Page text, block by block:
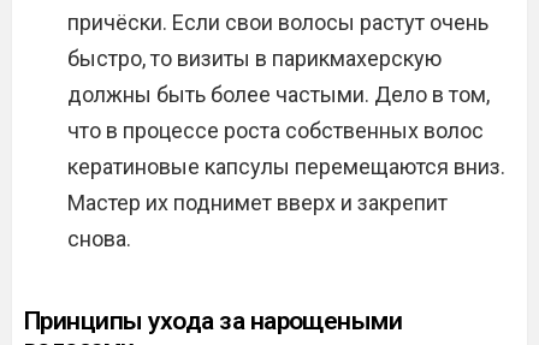
причёски. Если свои волосы растут очень
быстро, то визиты в парикмахерскую
должны быть более частыми. Дело в том,
что в процессе роста собственных волос
кератиновые капсулы перемещаются вниз.
Мастер их поднимет вверх и закрепит
снова.
Принципы ухода за нарощеными